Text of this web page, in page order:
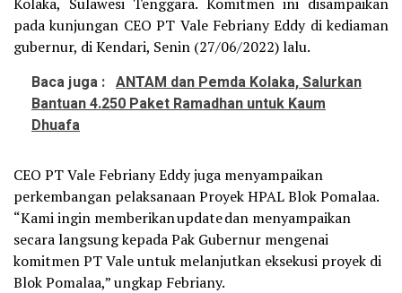
pada kunjungan CEO PT Vale Febriany Eddy di kediaman
gubernur, di Kendari, Senin (27/06/2022) lalu.
Baca juga : ANTAM dan Pemda Kolaka, Salurkan
Bantuan 4.250 Paket Ramadhan untuk Kaum
Dhuafa
CEO PT Vale Febriany Eddy juga menyampaikan
perkembangan pelaksanaan Proyek HPAL Blok Pomalaa.
“Kami ingin memberikan update dan menyampaikan
secara langsung kepada Pak Gubernur mengenai
komitmen PT Vale untuk melanjutkan eksekusi proyek di
Blok Pomalaa,” ungkap Febriany.